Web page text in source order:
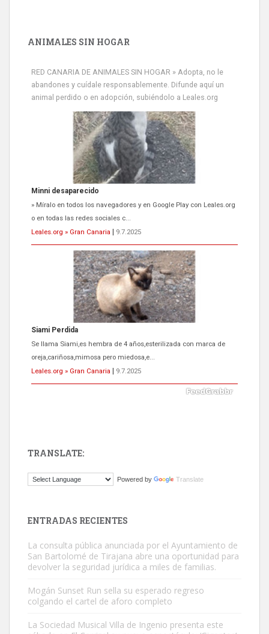
ANIMALES SIN HOGAR
RED CANARIA DE ANIMALES SIN HOGAR » Adopta, no le
abandones y cuídale responsablemente. Difunde aquí un
animal perdido o en adopción, subiéndolo a Leales.org
Minni desaparecido
» Míralo en todos los navegadores y en Google Play con Leales.org
o en todas las redes sociales c...
Leales.org » Gran Canaria
9.7.2025
Siami Perdida
Se llama Siami,es hembra de 4 años,esterilizada con marca de
oreja,cariñosa,mimosa pero miedosa,e...
Leales.org » Gran Canaria
9.7.2025
El ayuntamiento se va a llevar a Los Gatos callejeros de la zona los
Gato manso encontrado
Este gato macho ha aparecido en la calle hace menos de un mes,
TRANSLATE:
Powered by Translate
ENTRADAS RECIENTES
La consulta pública anunciada por el Ayuntamiento de
San Bartolomé de Tirajana abre una oportunidad para
devolver la seguridad jurídica a miles de familias.
Mogán Sunset Run sella su esperado regreso
colgando el cartel de aforo completo
La Sociedad Musical Villa de Ingenio presenta este